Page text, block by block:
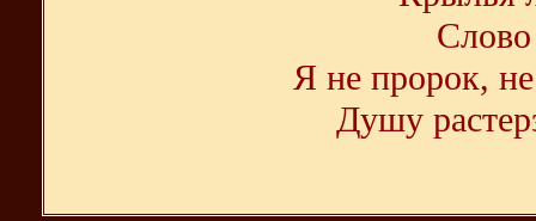
Слово
Я не пророк,
Душу